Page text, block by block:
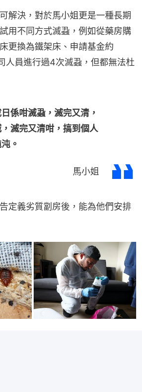
解決，對於馬小姐更是一種長期
用不同方式滅蝨，例如從藥房購
更換為鐵架床、申請基金約
人員進行過4次滅蝨，但都無法杜
係咁滅蝨，滅完又清，
滅完又清咁，搞到個人
。
馬小姐
定義劣質劏房後，能為他們安排